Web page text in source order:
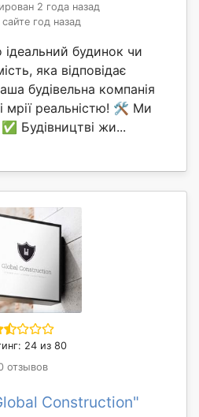
2 года назад
год назад
будинок чи
яка відповідає
будівельна компанія
мрії реальністю! 🛠️ Ми
Будівництві жи...
24 из 80
отзывов
Construction"